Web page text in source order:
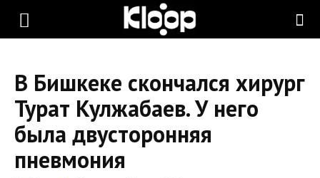
KLOOP.KG
Новости
В Бишкеке скончался хирург
Турат Кулжабаев. У него
была двусторонняя
пневмония